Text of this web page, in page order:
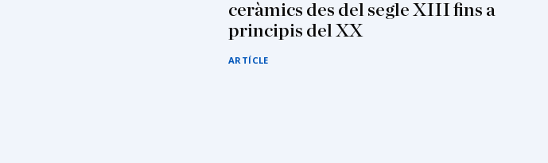
ceràmics des del segle XIII fins a
principis del XX
ARTÍCLE